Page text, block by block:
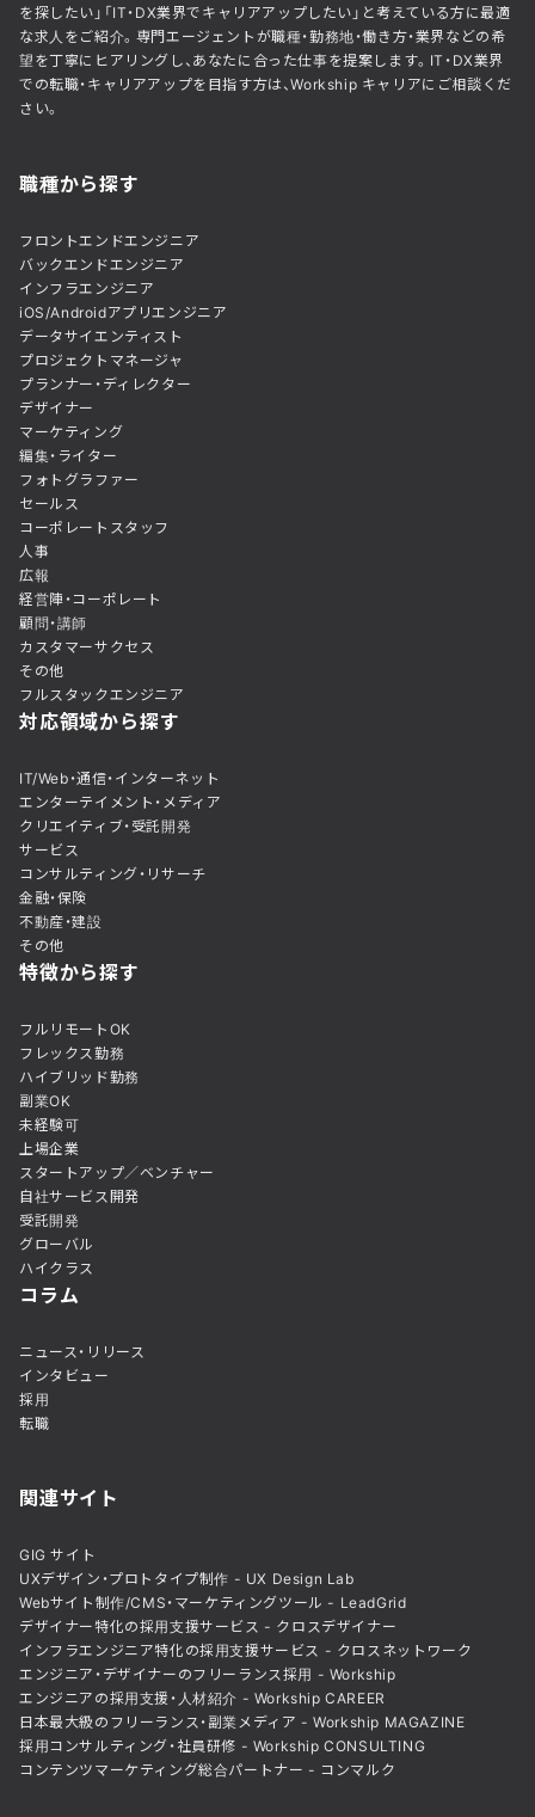
を探したい」「IT・DX業界でキャリアアップしたい」と考えている方に最適
な求人をご紹介。専門エージェントが職種・勤務地・働き方・業界などの希
望を丁寧にヒアリングし、あなたに合った仕事を提案します。IT・DX業界
での転職・キャリアアップを目指す方は、Workship キャリアにご相談くだ
さい。
職種から探す
フロントエンドエンジニア
バックエンドエンジニア
インフラエンジニア
iOS/Androidアプリエンジニア
データサイエンティスト
プロジェクトマネージャ
プランナー・ディレクター
デザイナー
マーケティング
編集・ライター
フォトグラファー
セールス
コーポレートスタッフ
人事
広報
経営陣・コーポレート
顧問・講師
カスタマーサクセス
その他
フルスタックエンジニア
対応領域から探す
IT/Web・通信・インターネット
エンターテイメント・メディア
クリエイティブ・受託開発
サービス
コンサルティング・リサーチ
金融・保険
不動産・建設
その他
特徴から探す
フルリモートOK
フレックス勤務
ハイブリッド勤務
副業OK
未経験可
上場企業
スタートアップ／ベンチャー
自社サービス開発
受託開発
グローバル
ハイクラス
コラム
ニュース・リリース
インタビュー
採用
転職
関連サイト
GIG サイト
UXデザイン・プロトタイプ制作 - UX Design Lab
Webサイト制作/CMS・マーケティングツール - LeadGrid
デザイナー特化の採用支援サービス - クロスデザイナー
インフラエンジニア特化の採用支援サービス - クロスネットワーク
エンジニア・デザイナーのフリーランス採用 - Workship
エンジニアの採用支援・人材紹介 - Workship CAREER
日本最大級のフリーランス・副業メディア - Workship MAGAZINE
採用コンサルティング・社員研修 - Workship CONSULTING
コンテンツマーケティング総合パートナー - コンマルク